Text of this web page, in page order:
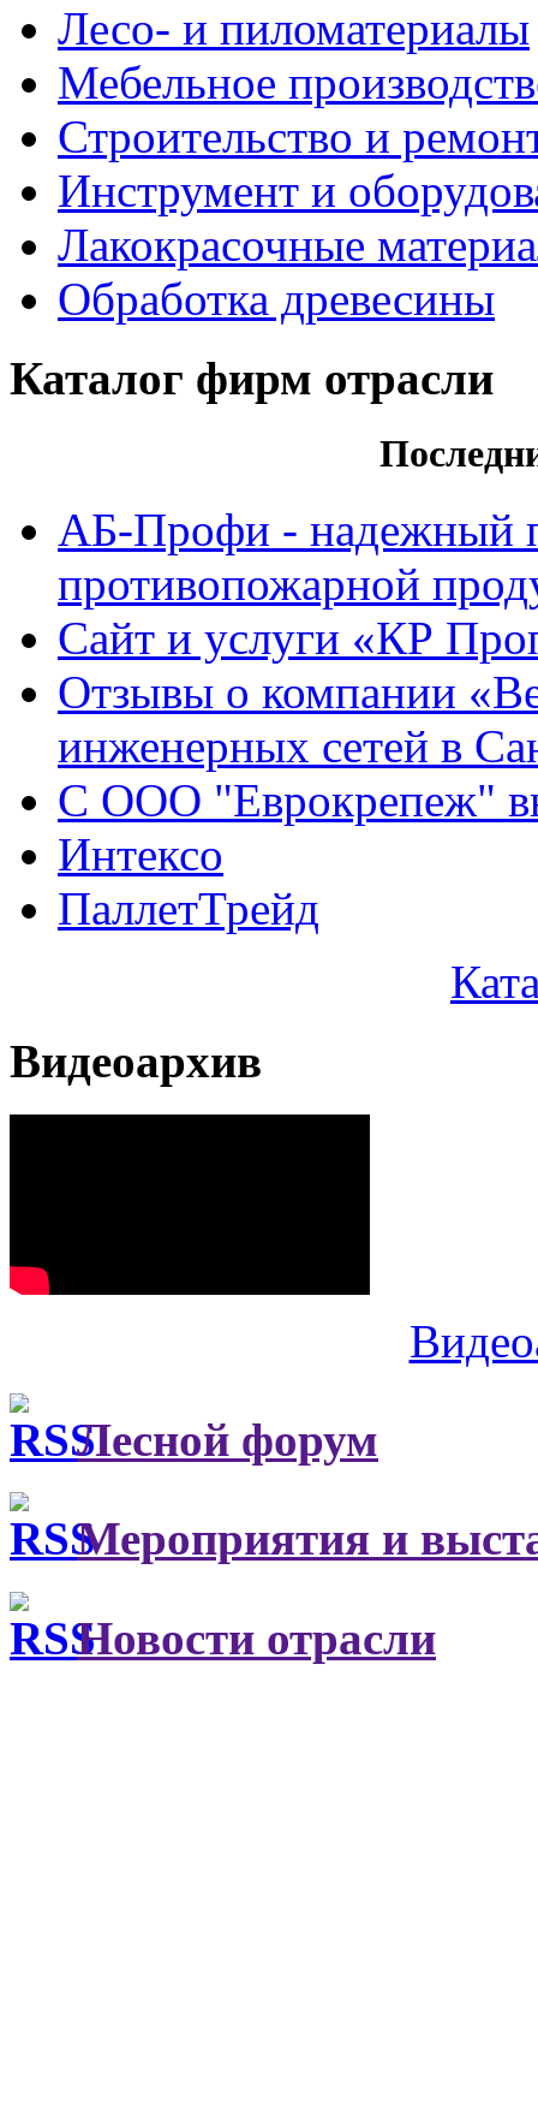
Лесо- и пиломатериалы
Мебельное
Строительство и
Инструмент и
Лакокрасочные
Обработка древесины
Каталог фирм отрасли
АБ-Профи - надежный
противопожарной
Сайт и услуги «КР
Отзывы о компании
инженерных сетей в
С ООО "Еврокрепеж"
Интексо
ПаллетТрейд
Видеоархив
Лесной форум
Мероприятия и
Новости отрасли